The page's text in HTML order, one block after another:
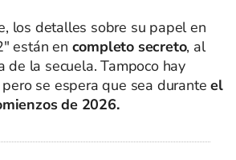
los detalles sobre su papel en
están en completo secreto, al
de la secuela. Tampoco hay
se espera que sea duranteel
de 2026.